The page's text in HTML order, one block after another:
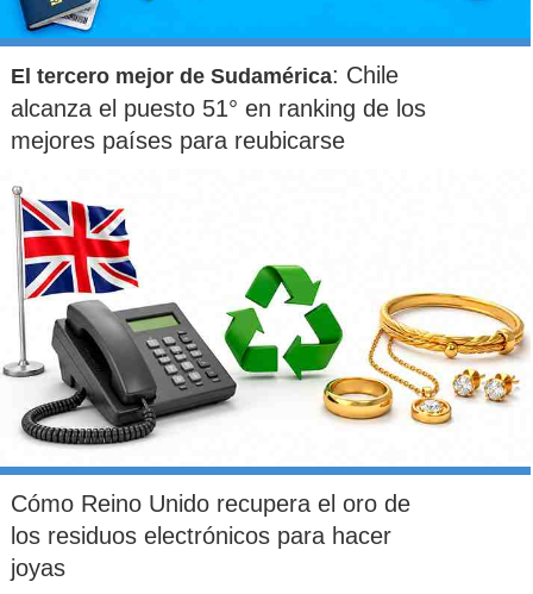
El tercero mejor de Sudamérica: Chile
alcanza el puesto 51° en ranking de los
mejores países para reubicarse
Cómo Reino Unido recupera el oro de
los residuos electrónicos para hacer
joyas